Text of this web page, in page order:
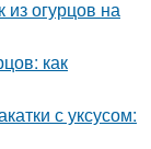
из огурцов на
как
с уксусом: